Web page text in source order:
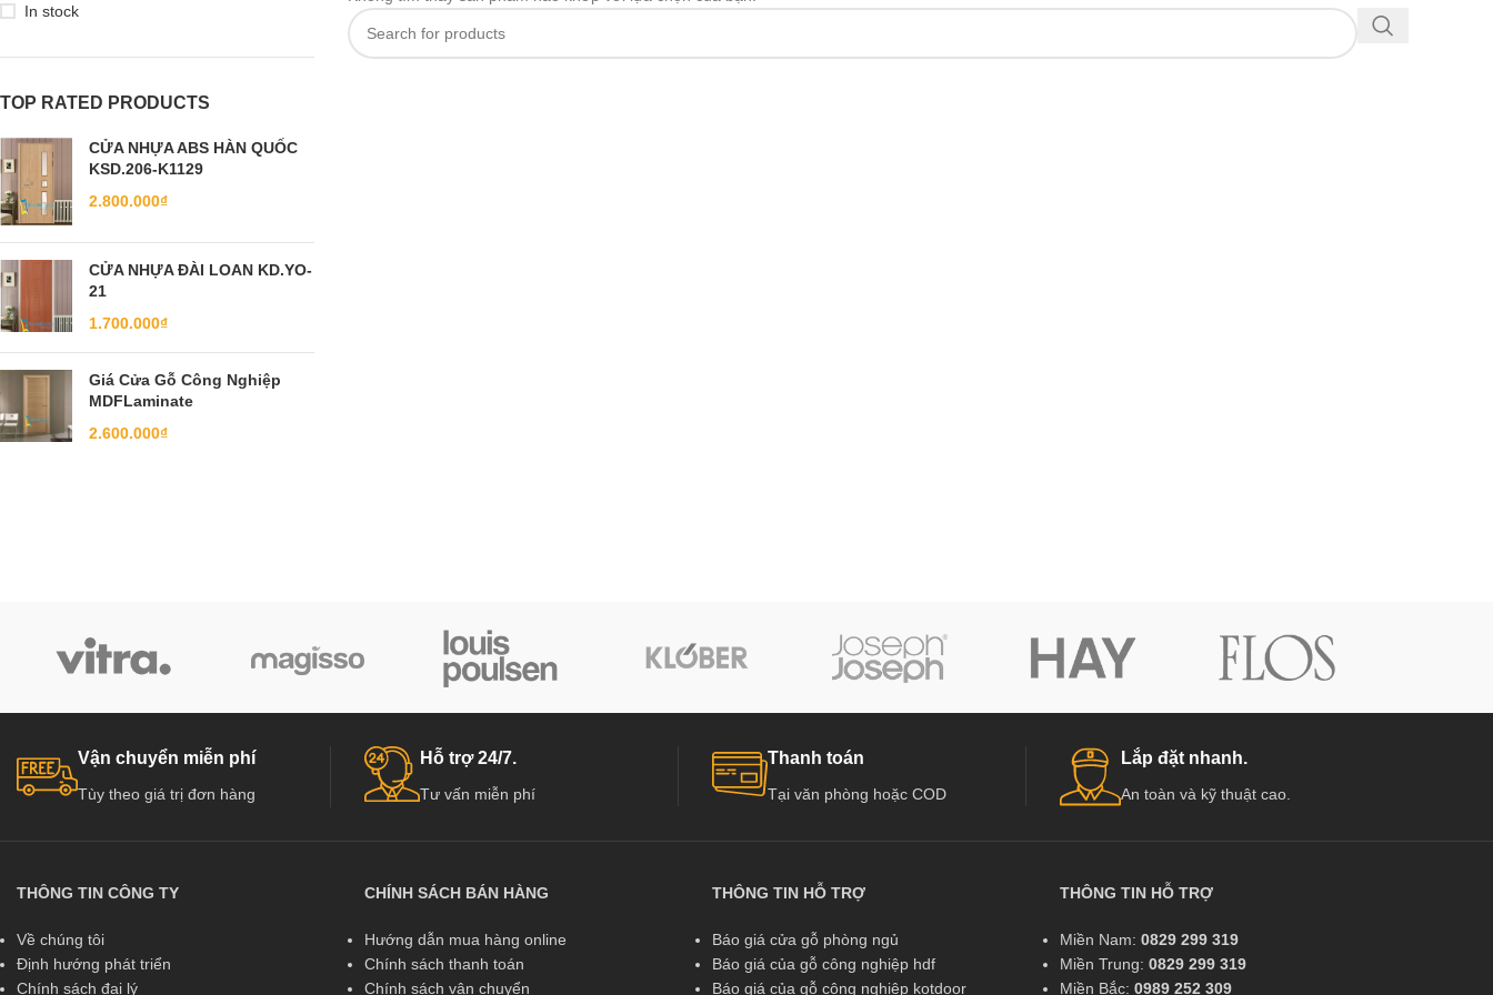
In stock
TOP RATED PRODUCTS
CỬA NHỰA ABS HÀN QUỐC
KSD.206-K1129
2.800.000₫
CỬA NHỰA ĐÀI LOAN KD.YO-
21
1.700.000₫
Giá Cửa Gỗ Công Nghiệp
MDFLaminate
2.600.000₫
Vận chuyển miễn phí
Tùy theo giá trị đơn hàng
Hỗ trợ 24/7.
Tư vấn miễn phí
Thanh toán
Tại văn phòng hoặc COD
Lắp đặt nhanh.
An toàn và kỹ thuật cao.
THÔNG TIN CÔNG TY
Về chúng tôi
Định hướng phát triển
Chính sách đại lý
CHÍNH SÁCH BÁN HÀNG
Hướng dẫn mua hàng online
Chính sách thanh toán
Chính sách vận chuyển
THÔNG TIN HỖ TRỢ
Báo giá cửa gỗ phòng ngủ
Báo giá của gỗ công nghiệp hdf
Báo giá của gỗ công nghiệp kotdoor
THÔNG TIN HỖ TRỢ
Miền Nam: 0829 299 319
Miền Trung: 0829 299 319
Miền Bắc: 0989 252 309